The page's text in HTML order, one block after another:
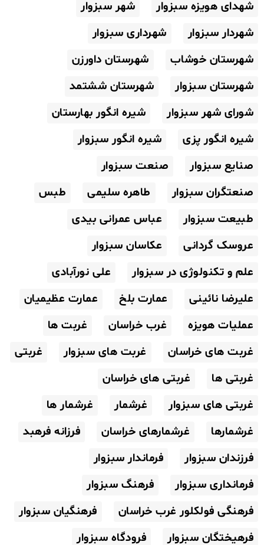
شهدای هویزه سبزوار
شهر سبزوار
شهردار سبزوار
شهرداری سبزوار
شهرستان خوشاب
شهرستان داورزن
شهرستان سبزوار
شهرستان ششتمد
شورای شهر سبزوار
شیره انگور بهارستان
شیره انگور پزی
شیره انگور سبزوار
صنایع سبزوار
صنعت سبزوار
صنعتگران سبزوار
طاهره سلیمی
طبس
طبیعت سبزوار
عباس عمرانی بیدی
عروسک گردانی
عکاسان سبزوار
علم و تکنولوژی در سبزوار
علی نورآبادی
علیرضا نائینی
عمارت بلخ
عمارت عظیمیان
عملیات هویزه
غرب خراسان
غربت ها
غربت های خراسان
غربت های سبزوار
غربتی
غربتی ها
غربتی های خراسان
غربتی های سبزوار
غرشمار
غرشمار ها
غرشمارها
غرشمارهای خراسان
فرزانه فرهبد
فرزندان سبزوار
فرماندار سبزوار
فرمانداری سبزوار
فرهنگ سبزوار
فرهنگی فولکلور غرب خراسان
فرهنگیان سبزوار
فرهیختگان سبزوار
فرودگاه سبزوار